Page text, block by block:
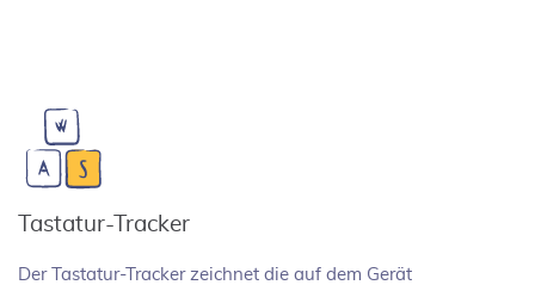
Tastatur-Tracker
Der Tastatur-Tracker zeichnet die auf dem Gerät